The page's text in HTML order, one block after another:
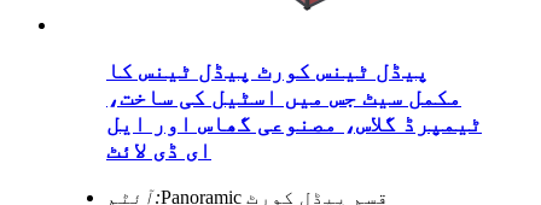
پیڈل ٹینس کورٹ پیڈل ٹینس کا
مکمل سیٹ جس میں اسٹیل کی ساخت،
ٹیمپرڈ گلاس، مصنوعی گھاس اور ایل
ای ڈی لائٹ
آئٹم:
Panoramic قسم پیڈل کورٹ